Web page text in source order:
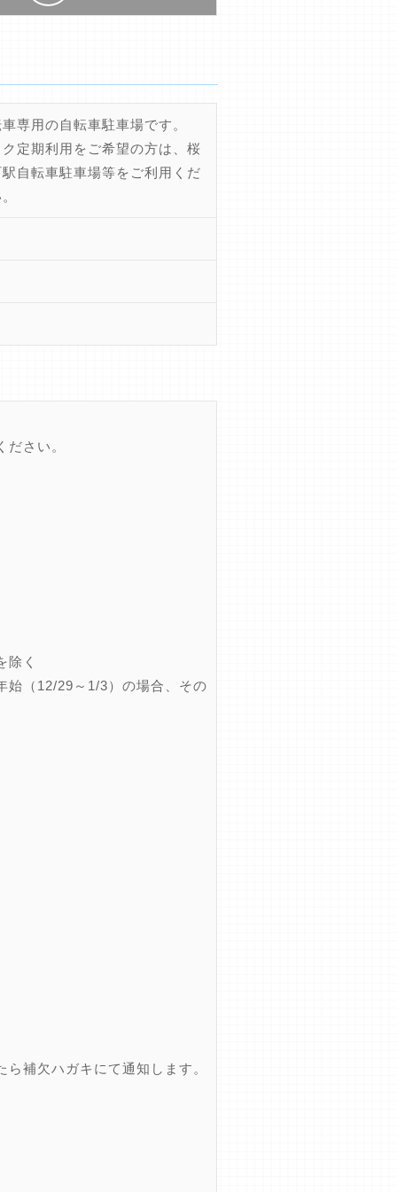
専用の自転車駐車場です。
定期利用をご希望の方は、桜
自転車駐車場等をご利用くだ
さい。
除く
始（12/29～1/3）の場合、その
補欠ハガキにて通知します。